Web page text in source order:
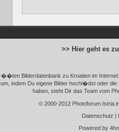
>> Hier geht es
Bilderdatenbank zu Kroatien im
indem Du eigene Bilder hochl�dst oder
haben, steht Dir das Team vom
© 2000-2012
Datenschutz |
Powered by